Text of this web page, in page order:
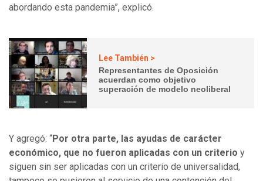
abordando esta pandemia”, explicó.
Lee También >
Representantes de Oposición
acuerdan como objetivo
superación de modelo neoliberal
Y agregó: “Por otra parte, las ayudas de carácter
económico, que no fueron aplicadas con un criterio y
siguen sin ser aplicadas con un criterio de universalidad,